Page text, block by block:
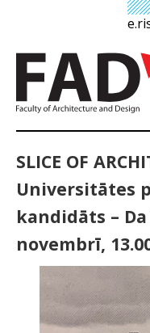
SLICE OF
Universitātes
kandidāts –
novembrī,